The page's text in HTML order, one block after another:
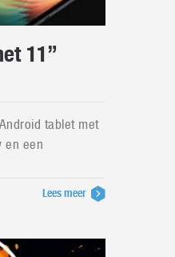
11”
tablet met
en een
Lees meer